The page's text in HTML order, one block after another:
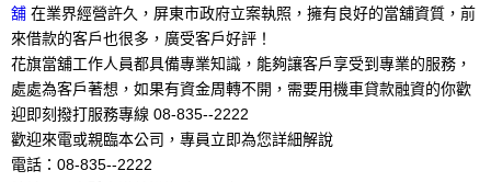
舖 在業界經營許久，屏東市政府立案執照，擁有良好的當舖資質，前
來借款的客戶也很多，廣受客戶好評！
花旗當舖工作人員都具備專業知識，能夠讓客戶享受到專業的服務，
處處為客戶著想，如果有資金周轉不開，需要用機車貸款融資的你歡
迎即刻撥打服務專線 08-835--2222
歡迎來電或親臨本公司，專員立即為您詳細解說
電話：08-835--2222